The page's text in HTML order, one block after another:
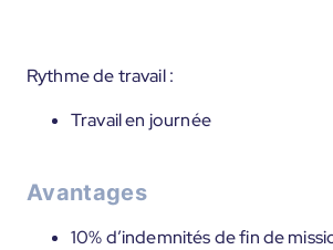
Rythme de travail :
Travail en journée
Avantages
10% d’indemnités de fin de